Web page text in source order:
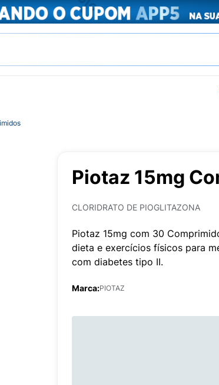
Piotaz 15mg
CLORIDRATO DE PIOGLITAZONA
Piotaz 15mg com 30
dieta e exercícios físicos para
com diabetes tipo II.
Marca:PIOTAZ